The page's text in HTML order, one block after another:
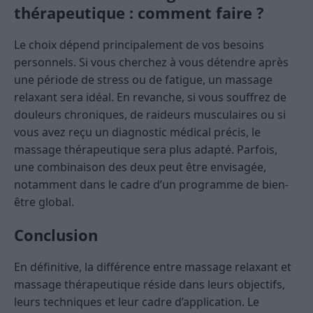
thérapeutique : comment faire ?
Le choix dépend principalement de vos besoins
personnels. Si vous cherchez à vous détendre après
une période de stress ou de fatigue, un massage
relaxant sera idéal. En revanche, si vous souffrez de
douleurs chroniques, de raideurs musculaires ou si
vous avez reçu un diagnostic médical précis, le
massage thérapeutique sera plus adapté. Parfois,
une combinaison des deux peut être envisagée,
notamment dans le cadre d’un programme de bien-
être global.
Conclusion
En définitive, la différence entre massage relaxant et
massage thérapeutique réside dans leurs objectifs,
leurs techniques et leur cadre d’application. Le